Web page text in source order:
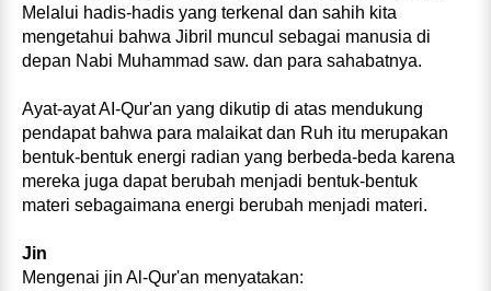
Melalui hadis‑hadis yang terkenal dan sahih kita
mengetahui bahwa Jibril muncul sebagai manusia di
depan Nabi Muhammad saw. dan para sahabatnya.
Ayat‑ayat AI‑Qur'an yang dikutip di atas mendukung
pendapat bahwa para malaikat dan Ruh itu merupakan
bentuk‑bentuk energi radian yang berbeda‑beda karena
mereka juga dapat berubah menjadi bentuk‑bentuk
materi sebagaimana energi berubah menjadi materi.
Jin
Mengenai jin Al‑Qur'an menyatakan: